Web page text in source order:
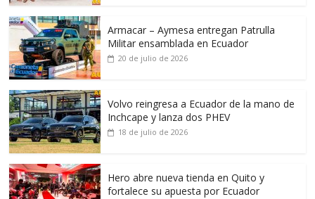
Armacar – Aymesa entregan Patrulla
Militar ensamblada en Ecuador
20 de julio de 2026
Volvo reingresa a Ecuador de la mano de
Inchcape y lanza dos PHEV
18 de julio de 2026
Hero abre nueva tienda en Quito y
fortalece su apuesta por Ecuador